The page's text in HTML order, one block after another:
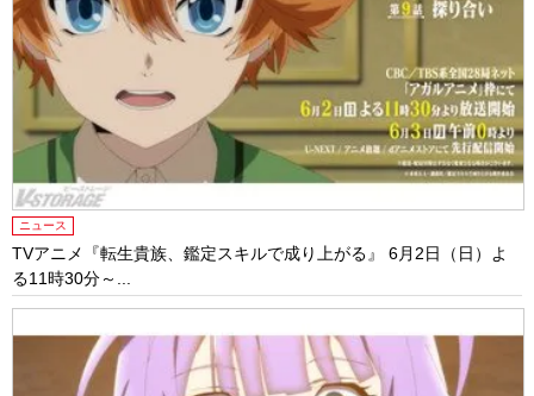
ニュース
TVアニメ『転生貴族、鑑定スキルで成り上がる』 6月2日（日）よ
る11時30分～...